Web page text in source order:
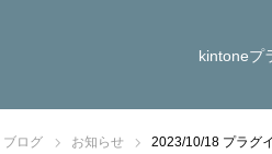
kintoneプ
ブログ お知らせ 2023/10/18 プラグ